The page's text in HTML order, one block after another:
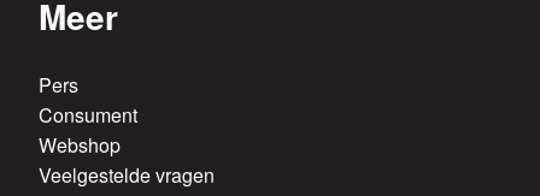
Meer
Pers
Consument
Webshop
Veelgestelde vragen